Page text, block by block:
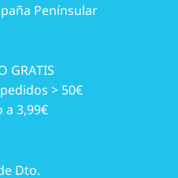
Penínsular
GRATIS
> 50€
a 3,99€
Dto.